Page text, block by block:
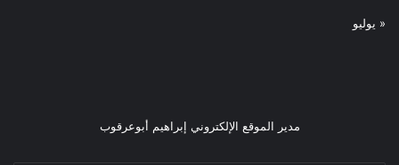
« يوليو
مدير الموقع الإلكتروني إبراهيم أبوعرقوب